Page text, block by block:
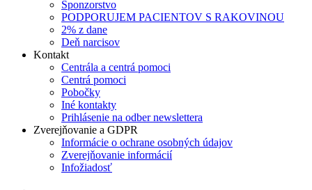
Sponzorstvo
PODPORUJEM PACIENTOV S RAKOVINOU
2% z dane
Deň narcisov
Kontakt
Centrála a centrá pomoci
Centrá pomoci
Pobočky
Iné kontakty
Prihlásenie na odber newslettera
Zverejňovanie a GDPR
Informácie o ochrane osobných údajov
Zverejňovanie informácií
Infožiadosť